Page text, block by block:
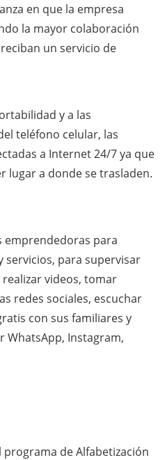
en que la empresa
la mayor colaboración
un servicio de
y a las
teléfono celular, las
a Internet 24/7 ya que
lugar a donde se trasladen.
emprendedoras para
para supervisar
videos, tomar
redes sociales, escuchar
con sus familiares y
WhatsApp, Instagram,
de Alfabetización